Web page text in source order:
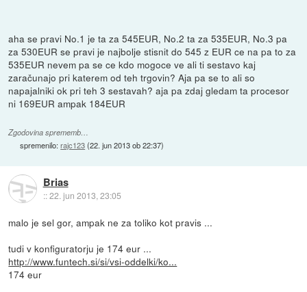
aha se pravi No.1 je ta za 545EUR, No.2 ta za 535EUR, No.3 pa
za 530EUR se pravi je najbolje stisnit do 545 z EUR ce na pa to za
535EUR nevem pa se ce kdo mogoce ve ali ti sestavo kaj
zaračunajo pri katerem od teh trgovin? Aja pa se to ali so
napajalniki ok pri teh 3 sestavah? aja pa zdaj gledam ta procesor
ni 169EUR ampak 184EUR
Zgodovina sprememb…
spremenilo:rajc123(22. jun 2013 ob 22:37)
Brias
::22. jun 2013, 23:05
malo je sel gor, ampak ne za toliko kot pravis ...
tudi v konfiguratorju je 174 eur ...
http://www.funtech.si/si/vsi-oddelki/ko...
174 eur